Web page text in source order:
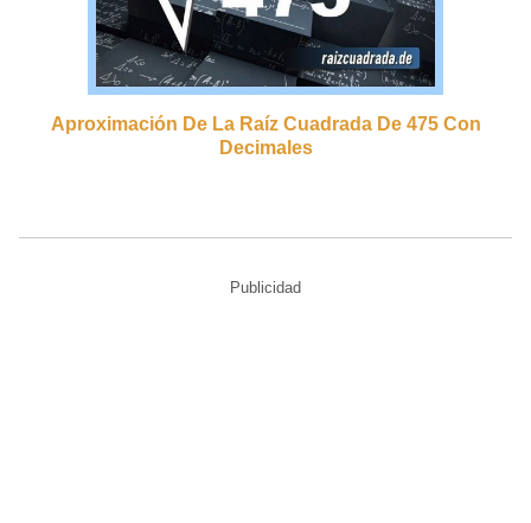
Aproximación De La Raíz Cuadrada De 475 Con
Decimales
Publicidad